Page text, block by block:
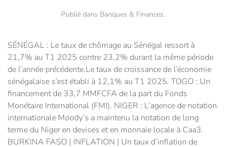
Publié dans Banques & Finances.
SÉNÉGAL : Le taux de chômage au Sénégal ressort à
21,7% au T1 2025 contre 23,2% durant la même période
de l’année précédente.Le taux de croissance de l’économie
sénégalaise s’est établi à 12,1% au T1 2025. TOGO : Un
financement de 33,7 MMFCFA de la part du Fonds
Monétaire International (FMI). NIGER : L’agence de notation
internationale Moody’s a maintenu la notation de long
terme du Niger en devises et en monnaie locale à Caa3.
BURKINA FASO | INFLATION | Un taux d’inflation de